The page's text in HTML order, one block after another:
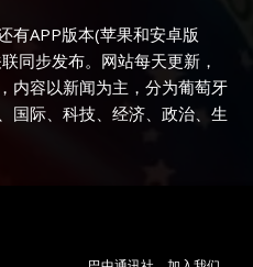
有APP版本(苹果和安卓版
同步发布。网站每天更新，
内容以新闻为主，分为葡萄牙
国际、科技、经济、政治、生